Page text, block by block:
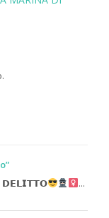
...